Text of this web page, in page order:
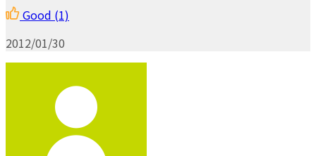
Good (1)
2012/01/30